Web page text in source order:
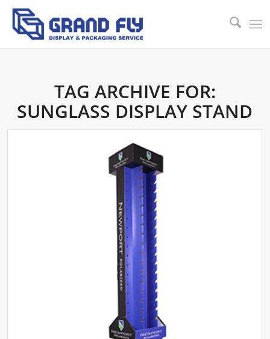
TAG ARCHIVE FOR:
SUNGLASS DISPLAY STAND